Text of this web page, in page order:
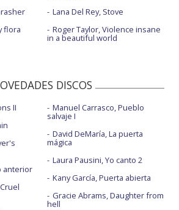
flora
Lana Del Rey, Stove
Roger Taylor, Violence insane
in a beautiful world
DISCOS
II
anterior
Manuel Carrasco, Pueblo
salvaje I
David DeMaría, La puerta
mágica
Laura Pausini, Yo canto 2
Kany García, Puerta abierta
Gracie Abrams, Daughter from
hell